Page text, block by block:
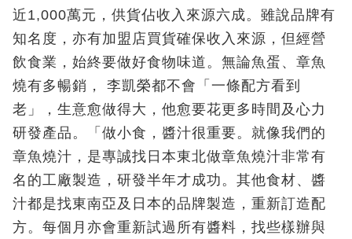
近1,000萬元，供貨佔收入來源六成。雖說品牌有
知名度，亦有加盟店買貨確保收入來源，但經營
飲食業，始終要做好食物味道。無論魚蛋、章魚
燒有多暢銷， 李凱榮都不會「一條配方看到
老」，生意愈做得大，他愈要花更多時間及心力
研發產品。「做小食，醬汁很重要。就像我們的
章魚燒汁，是專誠找日本東北做章魚燒汁非常有
名的工廠製造，研發半年才成功。其他食材、醬
汁都是找東南亞及日本的品牌製造，重新訂造配
方。每個月亦會重新試過所有醬料，找些樣辦與